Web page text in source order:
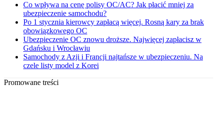
Co wpływa na cenę polisy OC/AC? Jak płacić mniej za
ubezpieczenie samochodu?
Po 1 stycznia kierowcy zapłacą więcej. Rosną kary za brak
obowiązkowego OC
Ubezpieczenie OC znowu droższe. Najwięcej zapłacisz w
Gdańsku i Wrocławiu
Samochody z Azji i Francji najtańsze w ubezpieczeniu. Na
czele listy model z Korei
Promowane treści